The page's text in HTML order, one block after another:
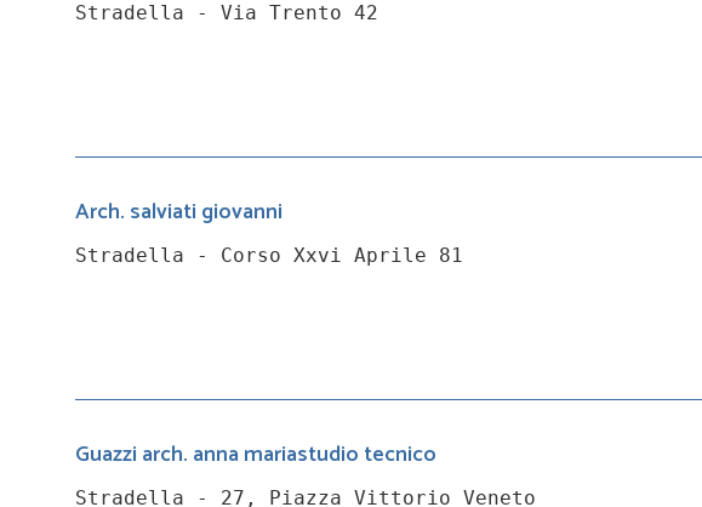
Stradella - Via Trento 42
Arch. salviati giovanni
Stradella - Corso Xxvi Aprile 81
Guazzi arch. anna mariastudio tecnico
Stradella - 27, Piazza Vittorio Veneto